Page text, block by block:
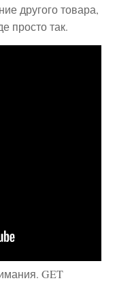
другого товара,
просто так.
GET